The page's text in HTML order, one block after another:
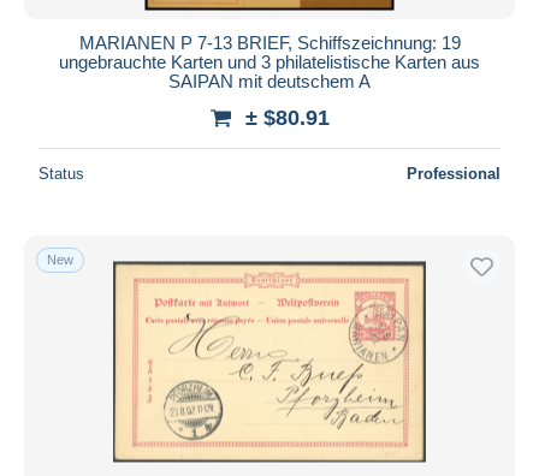
MARIANEN P 7-13 BRIEF, Schiffszeichnung: 19
ungebrauchte Karten und 3 philatelistische Karten aus
SAIPAN mit deutschem A
± $80.91
Status Professional
New